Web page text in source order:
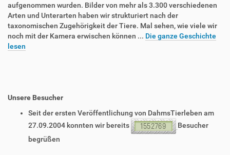
aufgenommen wurden. Bilder von mehr als 3.300 verschiedenen
Arten und Unterarten haben wir strukturiert nach der
taxonomischen Zugehörigkeit der Tiere. Mal sehen, wie viele wir
noch mit der Kamera erwischen können ... Die ganze Geschichte
lesen
Unsere Besucher
Seit der ersten Veröffentlichung von DahmsTierleben am
27.09.2004 konnten wir bereits
Besucher
begrüßen